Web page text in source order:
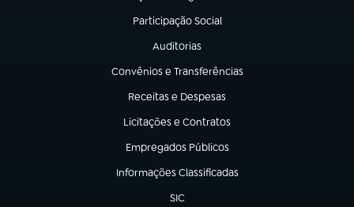
Participação Social
(abre em nova aba)
Auditorias
(abre em nova aba)
Convênios e Transferências
(abre em nova aba)
Receitas e Despesas
(abre em nova aba)
Licitações e Contratos
(abre em nova aba)
Empregados Públicos
(abre em nova aba)
Informações Classificadas
(abre em nova aba)
SIC
(abre em nova aba)